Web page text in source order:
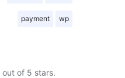
payment wp
out of 5 stars.